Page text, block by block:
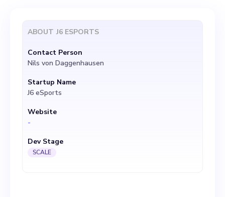
J6 eSports, ergänzt. J6
eSports ist eine dynamische
Organisation, die darauf
ausgerichtet ist,
aufstrebende Talente in der
eSports-Branche zu
entdecken und zu fördern.
Wir arbeiten an der Spitze
ABOUT J6 ESPORTS
Contact Person
Nils von Daggenhausen
Startup Name
J6 eSports
Website
-
Dev Stage
SCALE